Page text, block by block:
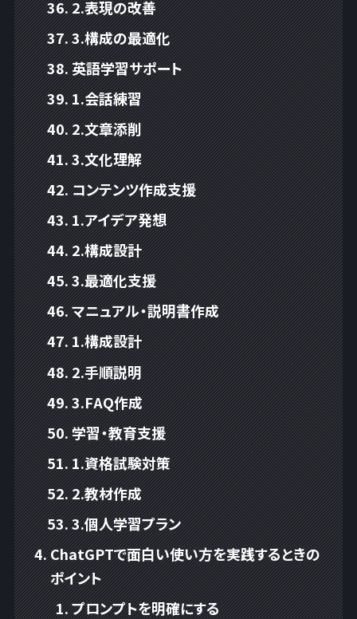
2.表現の改善
3.構成の最適化
英語学習サポート
1.会話練習
2.文章添削
3.文化理解
コンテンツ作成支援
1.アイデア発想
2.構成設計
3.最適化支援
マニュアル・説明書作成
1.構成設計
2.手順説明
3.FAQ作成
学習・教育支援
1.資格試験対策
2.教材作成
3.個人学習プラン
ChatGPTで面白い使い方を実践するときの
ポイント
プロンプトを明確にする